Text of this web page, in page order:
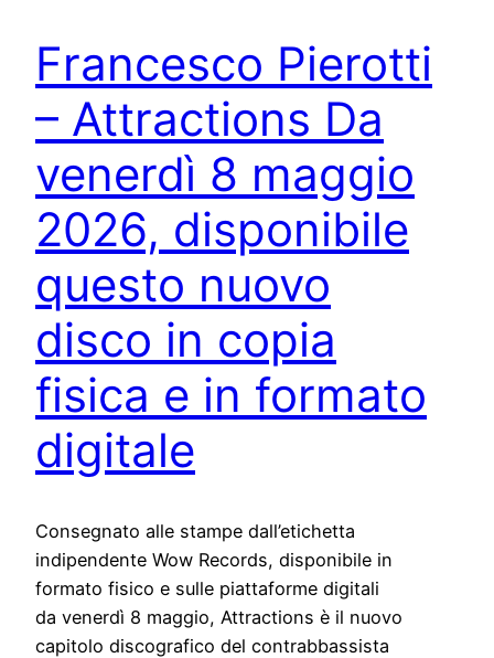
Francesco Pierotti
– Attractions Da
venerdì 8 maggio
2026, disponibile
questo nuovo
disco in copia
fisica e in formato
digitale
Consegnato alle stampe dall’etichetta
indipendente Wow Records, disponibile in
formato fisico e sulle piattaforme digitali
da venerdì 8 maggio, Attractions è il nuovo
capitolo discografico del contrabbassista